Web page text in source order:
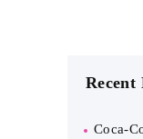
Recent
Coca-